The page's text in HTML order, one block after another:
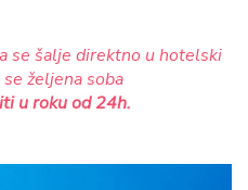
se šalje direktno u hotelski
željena soba
u roku od 24h.